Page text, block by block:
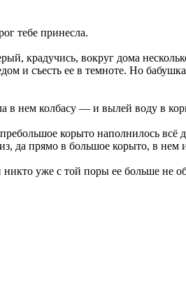
тебе принесла.
крадучись, вокруг дома
и съесть ее в темноте. Но
в нем колбасу — и вылей воду в
корыто наполнилось
да прямо в большое корыто, в нем
уже с той поры ее больше не